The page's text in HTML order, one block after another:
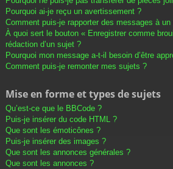
Pourquoi ai-je reçu un avertissement ?
Comment puis-je rapporter des messages à un
À quoi sert le bouton « Enregistrer comme
rédaction d’un sujet ?
Pourquoi mon message a-t-il besoin d’être
Comment puis-je remonter mes sujets ?
Mise en forme et types de sujets
Qu’est-ce que le BBCode ?
Puis-je insérer du code HTML ?
Que sont les émoticônes ?
Puis-je insérer des images ?
Que sont les annonces générales ?
Que sont les annonces ?